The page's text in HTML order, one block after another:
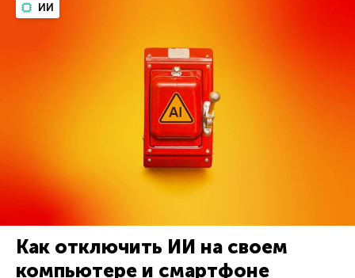
ИИ
Как отключить ИИ на своем
компьютере и смартфоне